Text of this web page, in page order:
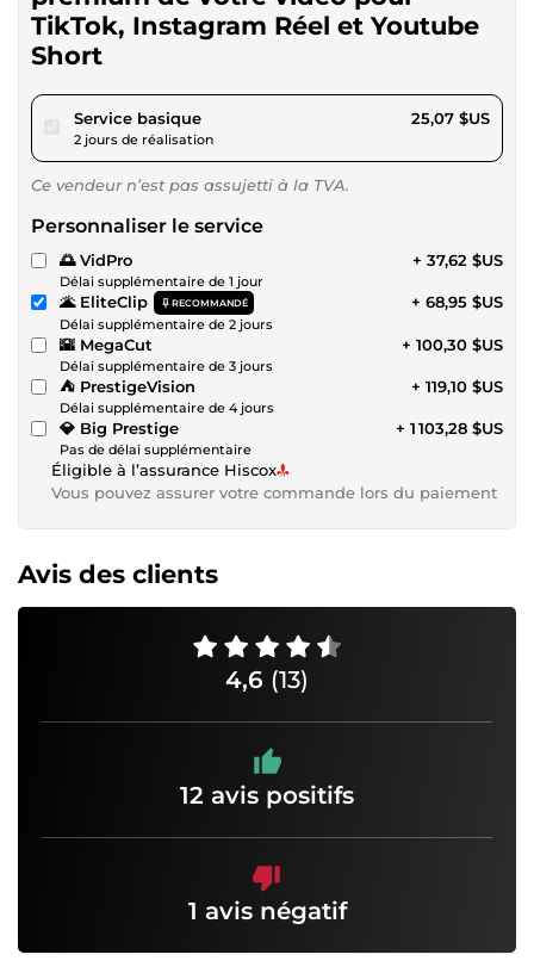
TikTok, Instagram Réel et Youtube
Short
Service basiquepour 23,11 $US
2 jours de réalisation
25,07 $US
Ce vendeur n’est pas assujetti à la TVA.
Personnaliser le service
🌅 VidPro
Délai supplémentaire de 1 jour
+ 37,62 $US
🌋 EliteClip RECOMMANDÉ
Délai supplémentaire de 2 jours
+ 68,95 $US
🌇 MegaCut
Délai supplémentaire de 3 jours
+ 100,30 $US
⛺ PrestigeVision
Délai supplémentaire de 4 jours
+ 119,10 $US
💎 Big Prestige
Pas de délai supplémentaire
+ 1 103,28 $US
Éligible à l’assurance Hiscox
Vous pouvez assurer votre commande lors du paiement
Avis des clients
4,6 (13)
12 avis positifs
1 avis négatif